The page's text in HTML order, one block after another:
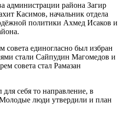
администрации района Загир
Касимов, начальник отдела
политики Ахмед Исаков и
совета единогласно был избран
стали Сайпудин Магомедов и
совета стал Рамазан
себя то направление, в
Молодые люди утвердили и план